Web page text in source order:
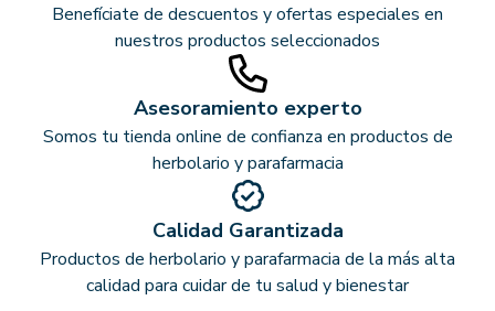
Benefíciate de descuentos y ofertas especiales en
nuestros productos seleccionados
Asesoramiento experto
Somos tu tienda online de confianza en productos de
herbolario y parafarmacia
Calidad Garantizada
Productos de herbolario y parafarmacia de la más alta
calidad para cuidar de tu salud y bienestar